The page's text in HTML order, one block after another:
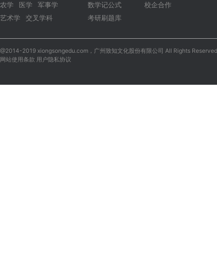
农学
医学
军事学
艺术学
交叉学科
数学记公式
考研刷题库
校企合作
@2014-2019 xiongsongedu.com，广州致知文化股份有限公司 All Rights
网站使用条款 用户隐私协议